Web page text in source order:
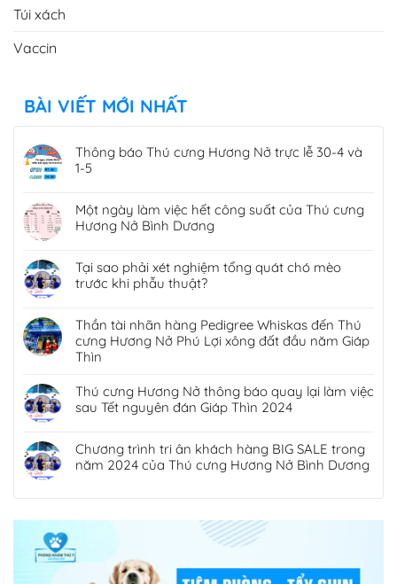
Túi xách
Vaccin
BÀI VIẾT MỚI NHẤT
Thông báo Thú cưng Hương Nở trực lễ 30-4 và
1-5
Một ngày làm việc hết công suất của Thú cưng
Hương Nở Bình Dương
Tại sao phải xét nghiệm tổng quát chó mèo
trước khi phẫu thuật?
Thần tài nhãn hàng Pedigree Whiskas đến Thú
cưng Hương Nở Phú Lợi xông đất đầu năm Giáp
Thìn
Thú cưng Hương Nở thông báo quay lại làm việc
sau Tết nguyên đán Giáp Thìn 2024
Chương trình tri ân khách hàng BIG SALE trong
năm 2024 của Thú cưng Hương Nở Bình Dương